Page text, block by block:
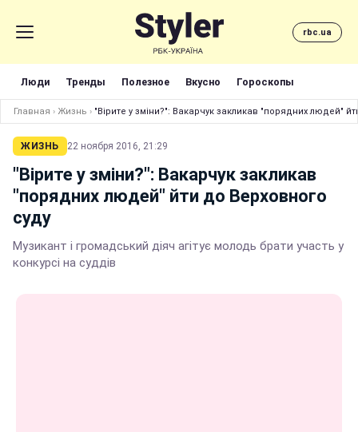
rbc.ua
Люди Тренды Полезное Вкусно Гороскопы
Главная › Жизнь › "Вірите у зміни?": Вакарчук закликав "порядних людей"
ЖИЗНЬ 22 ноября 2016, 21:29
"Вірите у зміни?": Вакарчук закликав
"порядних людей" йти до Верховного
суду
Музикант і громадський діяч агітує молодь брати участь у
конкурсі на суддів